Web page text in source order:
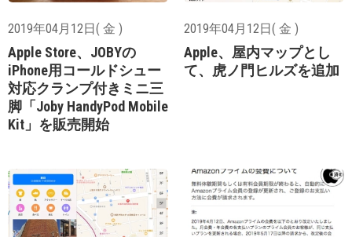
2019年04月12日( 金 )
Apple Store、JOBYの
iPhone用コールドシュー
対応クランプ付きミニ三
脚「Joby HandyPod Mobile
Kit」を販売開始
2019年04月12日( 金 )
Apple、屋内マップとし
て、虎ノ門ヒルズを追加